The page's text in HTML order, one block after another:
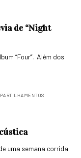
de “Night
“Four”. Além dos
uma semana corrida